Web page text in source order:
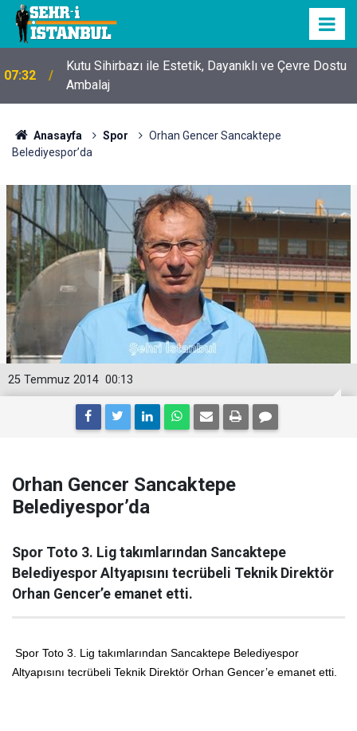
07:32
Kutu Sihirbazı ile Estetik, Dayanıklı ve Çevre Dostu
Ambalaj
Anasayfa Spor
Orhan Gencer Sancaktepe
Belediyespor’da
00:13
25 Temmuz 2014
Orhan Gencer Sancaktepe
Belediyespor’da
Spor Toto 3. Lig takımlarından Sancaktepe
Belediyespor Altyapısını tecrübeli Teknik Direktör
Orhan Gencer’e emanet etti.
Spor Toto 3. Lig takımlarından Sancaktepe Belediyespor
Altyapısını tecrübeli Teknik Direktör Orhan Gencer’e emanet etti.